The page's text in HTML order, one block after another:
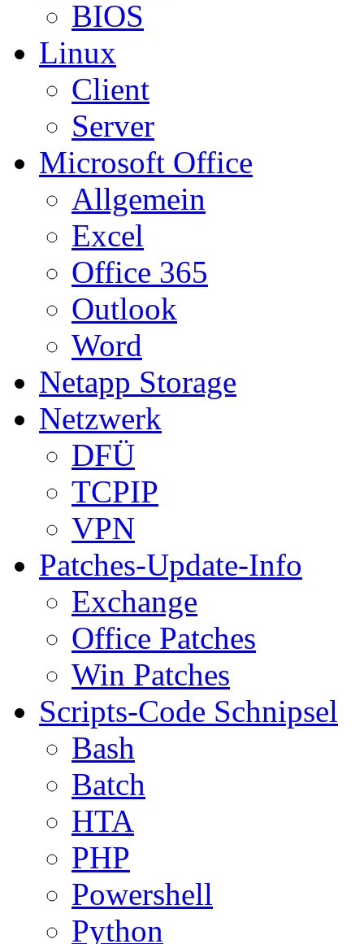
BIOS
Linux
Client
Server
Microsoft Office
Allgemein
Excel
Office 365
Outlook
Word
Netapp Storage
Netzwerk
DFÜ
TCPIP
VPN
Patches-Update-Info
Exchange
Office Patches
Win Patches
Scripts-Code Schnipsel
Bash
Batch
HTA
PHP
Powershell
Python